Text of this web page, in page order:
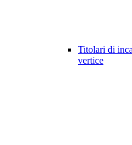
Titolari di
vertice